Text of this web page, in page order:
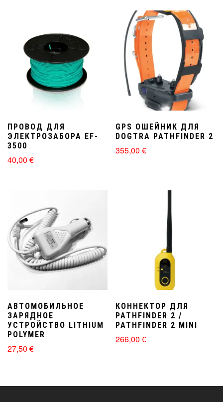
ПРОВОД ДЛЯ
ЭЛЕКТРОЗАБОРА EF-
3500
40,00 €
GPS ОШЕЙНИК ДЛЯ
DOGTRA PATHFINDER 2
355,00€
АВТОМОБИЛЬНОЕ
ЗАРЯДНОЕ
УСТРОЙСТВО LITHIUM
POLYMER
27,50 €
КОННЕКТОР ДЛЯ
PATHFINDER 2 /
PATHFINDER 2 MINI
266,00€